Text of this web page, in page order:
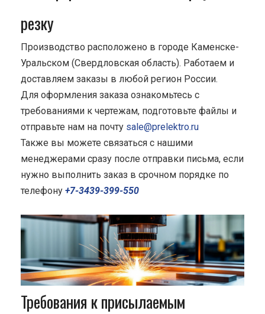
резку
Производство расположено в городе Каменске-
Уральском (Свердловская область). Работаем и
доставляем заказы в любой регион России.
Для оформления заказа ознакомьтесь с
требованиями к чертежам, подготовьте файлы и
отправьте нам на почту sale@prelektro.ru
Также вы можете связаться с нашими
менеджерами сразу после отправки письма, если
нужно выполнить заказ в срочном порядке по
телефону +7-3439-399-550
Требования к присылаемым